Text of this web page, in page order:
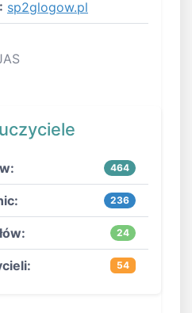
sp2glogow.pl
464
236
24
54